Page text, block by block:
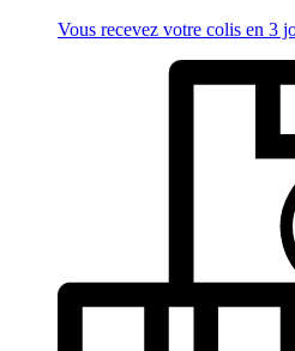
Vous recevez votre colis en 3